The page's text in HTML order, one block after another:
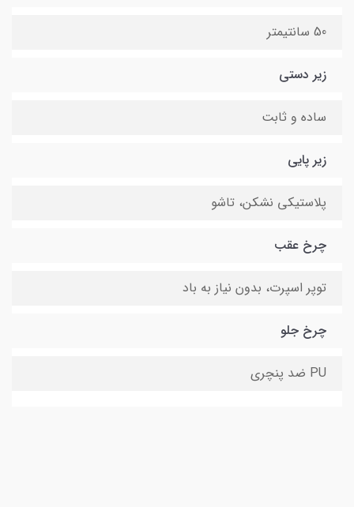
50 سانتیمتر
زیر دستی
ساده و ثابت
زیر پایی
پلاستیکی نشکن، تاشو
چرخ عقب
توپر اسپرت، بدون نیاز به باد
چرخ جلو
PU ضد پنچری